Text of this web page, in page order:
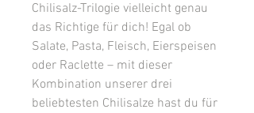
Chilisalz-Trilogie vielleicht genau
das Richtige für dich! Egal ob
Salate, Pasta, Fleisch, Eierspeisen
oder Raclette – mit dieser
Kombination unserer drei
beliebtesten Chilisalze hast du für